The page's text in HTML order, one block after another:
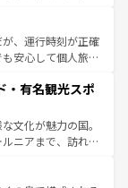
新着の
ほしい。
雅なアフタヌーン
パブ、サッカー観
富。イギリスを旅
、運行時刻が正確
安心して個人旅行
ではのユニークな
町歩きも満喫する
価も高いが、旅行
、うまく活用すれ
・有名観光スポ
文化が魅力の国。
ニアまで、訪れる
グ、エンターテイ